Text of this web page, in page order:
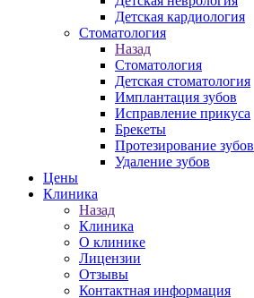
Детская кардиология
Стоматология
Назад
Стоматология
Детская стоматология
Имплантация зубов
Исправление прикуса
Брекеты
Протезирование зубов
Удаление зубов
Цены
Клиника
Назад
Клиника
О клинике
Лицензии
Отзывы
Контактная информация